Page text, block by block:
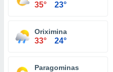
35° 23°
Oriximina
33° 24°
Paragominas